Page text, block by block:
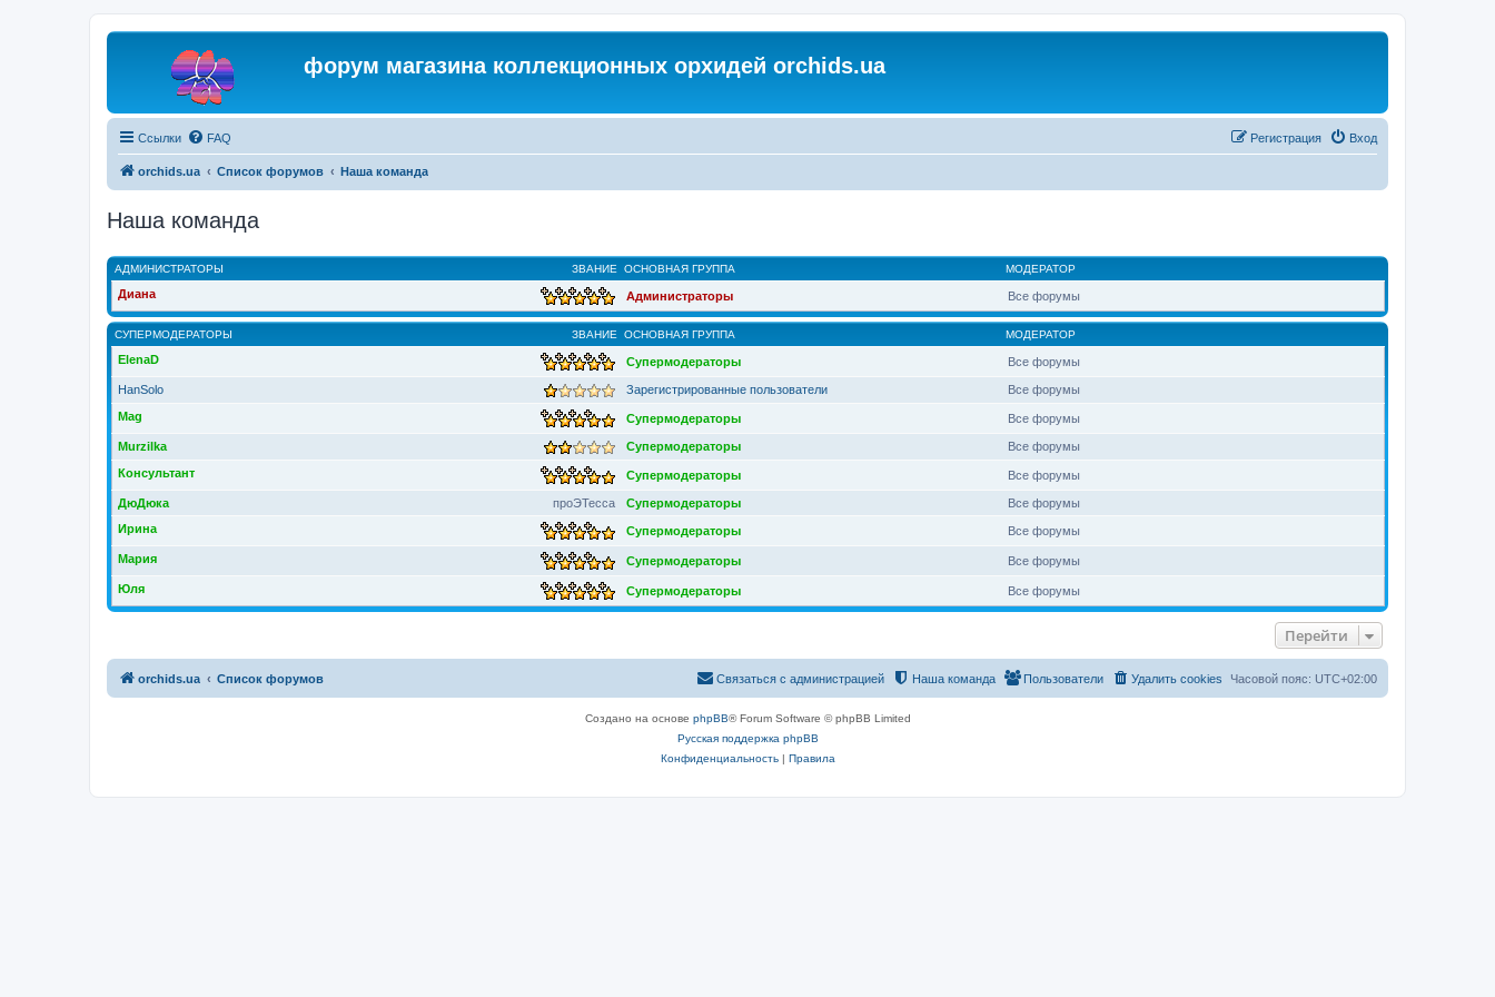
форум магазина коллекционных орхидей orchids.ua
Ссылки FAQ Вход
Регистрация
orchids.ua Список форумов Наша команда
Наша команда
ЗВАНИЕ
АДМИНИСТРАТОРЫ ОСНОВНАЯ ГРУППА МОДЕРАТОР
Диана Администраторы Все форумы
ЗВАНИЕ
СУПЕРМОДЕРАТОРЫ ОСНОВНАЯ ГРУППА МОДЕРАТОР
ElenaD Супермодераторы Все форумы
HanSolo Зарегистрированные пользователи
Все форумы
Mag
Супермодераторы Все форумы
Murzilka Супермодераторы
Все форумы
Консультант
Супермодераторы Все форумы
проЭТесса
ДюДюка Супермодераторы
Все форумы
Ирина
Супермодераторы Все форумы
Мария Супермодераторы Все форумы
Юля Супермодераторы Все форумы
Перейти
orchids.ua Список форумов Часовой пояс: UTC+02:00
Удалить cookies
Пользователи
Наша команда
Связаться с администрацией
Создано на основе phpBB® Forum Software © phpBB Limited
Русская поддержка phpBB
Конфиденциальность| Правила